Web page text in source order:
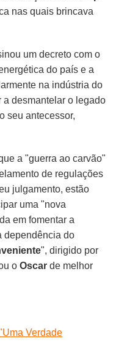
nas quais brincava
um decreto com o
do país e a
na indústria do
a desmantelar o legado
seu antecessor,
a "guerra ao carvão"
de regulações
julgamento, estão
uma "nova
em fomentar a
dependência do
", dirigido por
oOscar de melhor
Verdade